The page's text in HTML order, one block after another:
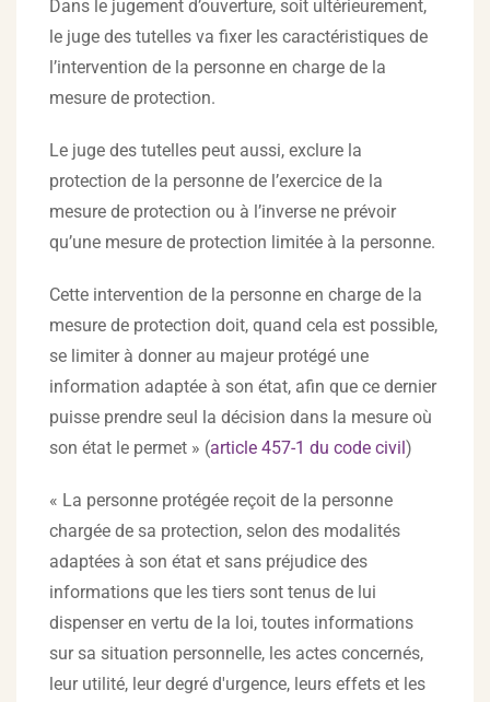
Dans le jugement d’ouverture, soit ultérieurement,
le juge des tutelles va fixer les caractéristiques de
l’intervention de la personne en charge de la
mesure de protection.
Le juge des tutelles peut aussi, exclure la
protection de la personne de l’exercice de la
mesure de protection ou à l’inverse ne prévoir
qu’une mesure de protection limitée à la personne.
Cette intervention de la personne en charge de la
mesure de protection doit, quand cela est possible,
se limiter à donner au majeur protégé une
information adaptée à son état, afin que ce dernier
puisse prendre seul la décision dans la mesure où
son état le permet » (article 457-1 du code civil)
« La personne protégée reçoit de la personne
chargée de sa protection, selon des modalités
adaptées à son état et sans préjudice des
informations que les tiers sont tenus de lui
dispenser en vertu de la loi, toutes informations
sur sa situation personnelle, les actes concernés,
leur utilité, leur degré d'urgence, leurs effets et les